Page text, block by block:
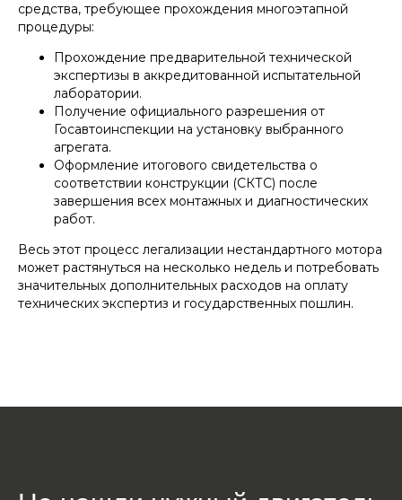
средства, требующее прохождения многоэтапной
процедуры:
Прохождение предварительной технической
экспертизы в аккредитованной испытательной
лаборатории.
Получение официального разрешения от
Госавтоинспекции на установку выбранного
агрегата.
Оформление итогового свидетельства о
соответствии конструкции (СКТС) после
завершения всех монтажных и диагностических
работ.
Весь этот процесс легализации нестандартного мотора
может растянуться на несколько недель и потребовать
значительных дополнительных расходов на оплату
технических экспертиз и государственных пошлин.